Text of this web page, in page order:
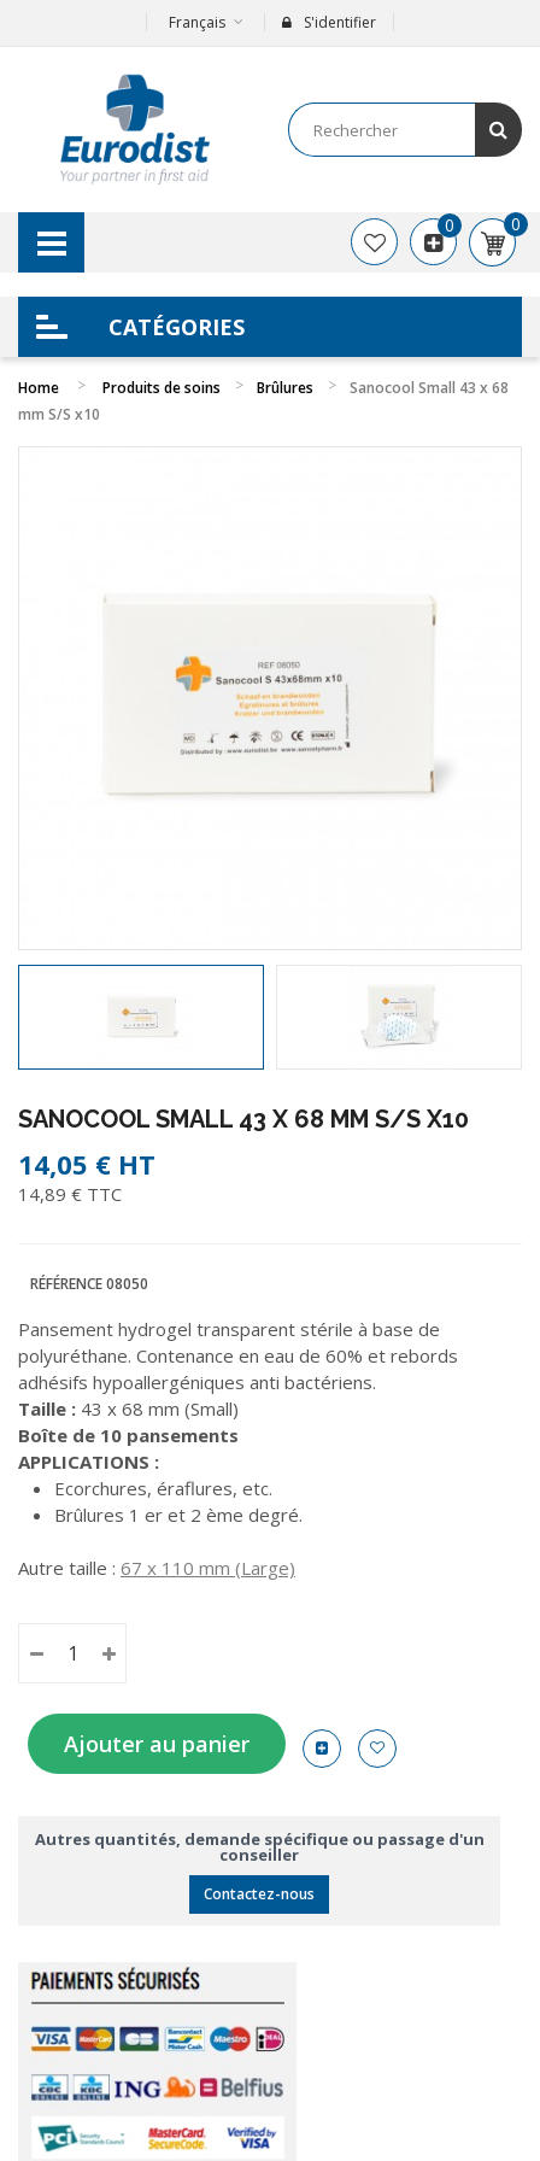
Français S'identifier
CATÉGORIES
0
0
Home Produits de soins Brûlures
Sanocool Small 43 x 68
mm S/S x10
SANOCOOL SMALL 43 X 68 MM S/S X10
14,05 € HT
14,89 € TTC
RÉFÉRENCE08050
Pansement hydrogel transparent stérile à base de
polyuréthane. Contenance en eau de 60% et rebords
adhésifs hypoallergéniques anti bactériens.
Taille : 43 x 68 mm (Small)
Boîte de 10 pansements
APPLICATIONS :
Ecorchures, éraflures, etc.
Brûlures 1 er et 2 ème degré.
Autre taille : 67 x 110 mm (Large)
Ajouter au panier
Autres quantités, demande spécifique ou passage d'un
conseiller
Contactez-nous